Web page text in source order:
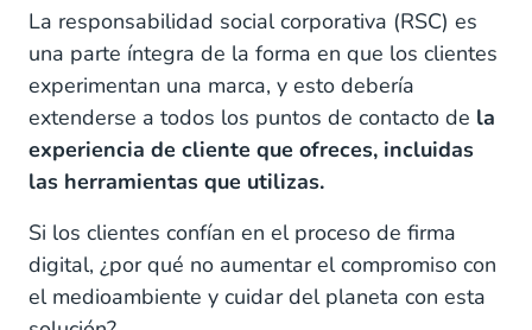
La responsabilidad social corporativa (RSC) es
una parte íntegra de la forma en que los clientes
experimentan una marca, y esto debería
extenderse a todos los puntos de contacto de la
experiencia de cliente que ofreces, incluidas
las herramientas que utilizas.
Si los clientes confían en el proceso de firma
digital, ¿por qué no aumentar el compromiso con
el medioambiente y cuidar del planeta con esta